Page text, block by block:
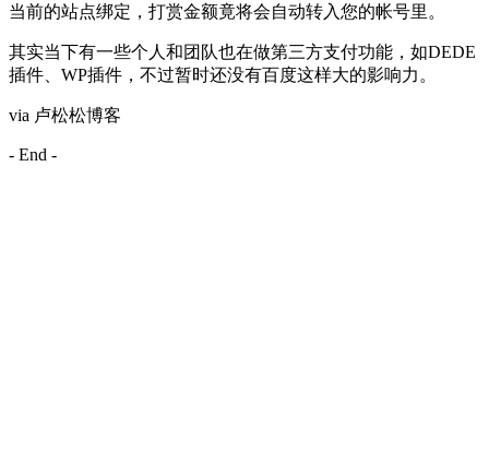
当前的站点绑定，打赏金额竟将会自动转入您的帐号里。
其实当下有一些个人和团队也在做第三方支付功能，如DEDE
插件、WP插件，不过暂时还没有百度这样大的影响力。
via 卢松松博客
- End -